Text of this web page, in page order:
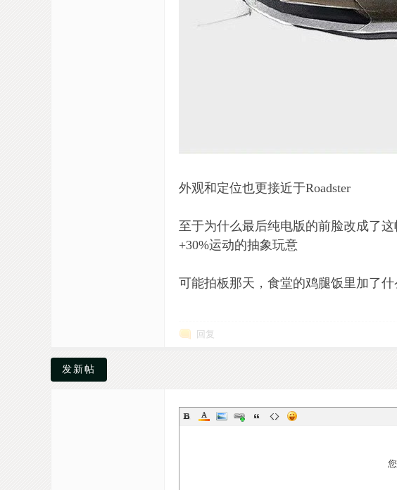
外观和定位也更接近于Roadster
至于为什么最后纯电版的前脸改成了
+30%运动的抽象玩意
可能拍板那天，食堂的鸡腿饭里加了
回复
发新帖